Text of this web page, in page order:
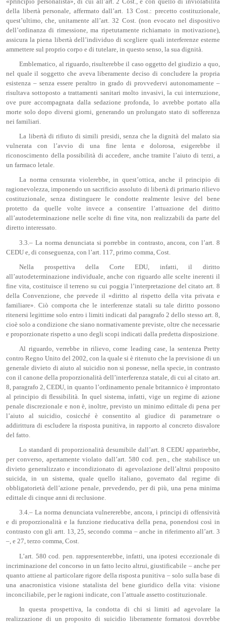
della libertà personale, affermato dall’art. 13 Cost.: precetto costituzionale,
quest’ultimo, che, unitamente all’art. 32 Cost. (non evocato nel dispositivo
dell’ordinanza di rimessione, ma ripetutamente richiamato in motivazione),
assicura la piena libertà dell’individuo di scegliere quali interferenze esterne
ammettere sul proprio corpo e di tutelare, in questo senso, la sua dignità.
Emblematico, al riguardo, risulterebbe il caso oggetto del giudizio a quo,
nel quale il soggetto che aveva liberamente deciso di concludere la propria
esistenza – senza essere peraltro in grado di provvedervi autonomamente –
risultava sottoposto a trattamenti sanitari molto invasivi, la cui interruzione,
ove pure accompagnata dalla sedazione profonda, lo avrebbe portato alla
morte solo dopo diversi giorni, generando un prolungato stato di sofferenza
nei familiari.
La libertà di rifiuto di simili presidi, senza che la dignità del malato sia
vulnerata con l’avvio di una fine lenta e dolorosa, esigerebbe il
riconoscimento della possibilità di accedere, anche tramite l’aiuto di terzi, a
un farmaco letale.
La norma censurata violerebbe, in quest’ottica, anche il principio di
ragionevolezza, imponendo un sacrificio assoluto di libertà di primario rilievo
costituzionale, senza distinguere le condotte realmente lesive del bene
protetto da quelle volte invece a consentire l’attuazione del diritto
all’autodeterminazione nelle scelte di fine vita, non realizzabili da parte del
diretto interessato.
3.3.– La norma denunciata si porrebbe in contrasto, ancora, con l’art. 8
CEDU e, di conseguenza, con l’art. 117, primo comma, Cost.
Nella prospettiva della Corte EDU, infatti, il diritto
all’autodeterminazione individuale, anche con riguardo alle scelte inerenti il
fine vita, costituisce il terreno su cui poggia l’interpretazione del citato art. 8
della Convenzione, che prevede il «diritto al rispetto della vita privata e
familiare». Ciò comporta che le interferenze statali su tale diritto possono
ritenersi legittime solo entro i limiti indicati dal paragrafo 2 dello stesso art. 8,
cioè solo a condizione che siano normativamente previste, oltre che necessarie
e proporzionate rispetto a uno degli scopi indicati dalla predetta disposizione.
Al riguardo, verrebbe in rilievo, come leading case, la sentenza Pretty
contro Regno Unito del 2002, con la quale si è ritenuto che la previsione di un
generale divieto di aiuto al suicidio non si ponesse, nella specie, in contrasto
con il canone della proporzionalità dell’interferenza statale, di cui al citato art.
8, paragrafo 2, CEDU, in quanto l’ordinamento penale britannico è improntato
al principio di flessibilità. In quel sistema, infatti, vige un regime di azione
penale discrezionale e non è, inoltre, previsto un minimo edittale di pena per
l’aiuto al suicidio, cosicché è consentito al giudice di parametrare o
addirittura di escludere la risposta punitiva, in rapporto al concreto disvalore
del fatto.
Lo standard di proporzionalità desumibile dall’art. 8 CEDU apparirebbe,
per converso, apertamente violato dall’art. 580 cod. pen., che stabilisce un
divieto generalizzato e incondizionato di agevolazione dell’altrui proposito
suicida, in un sistema, quale quello italiano, governato dal regime di
obbligatorietà dell’azione penale, prevedendo, per di più, una pena minima
edittale di cinque anni di reclusione.
3.4.– La norma denunciata vulnererebbe, ancora, i principi di offensività
e di proporzionalità e la funzione rieducativa della pena, ponendosi così in
contrasto con gli artt. 13, 25, secondo comma – anche in riferimento all’art. 3
–, e 27, terzo comma, Cost.
L’art. 580 cod. pen. rappresenterebbe, infatti, una ipotesi eccezionale di
incriminazione del concorso in un fatto lecito altrui, giustificabile – anche per
quanto attiene al particolare rigore della risposta punitiva – solo sulla base di
una anacronistica visione statalista del bene giuridico della vita: visione
inconciliabile, per le ragioni indicate, con l’attuale assetto costituzionale.
In questa prospettiva, la condotta di chi si limiti ad agevolare la
realizzazione di un proposito di suicidio liberamente formatosi dovrebbe